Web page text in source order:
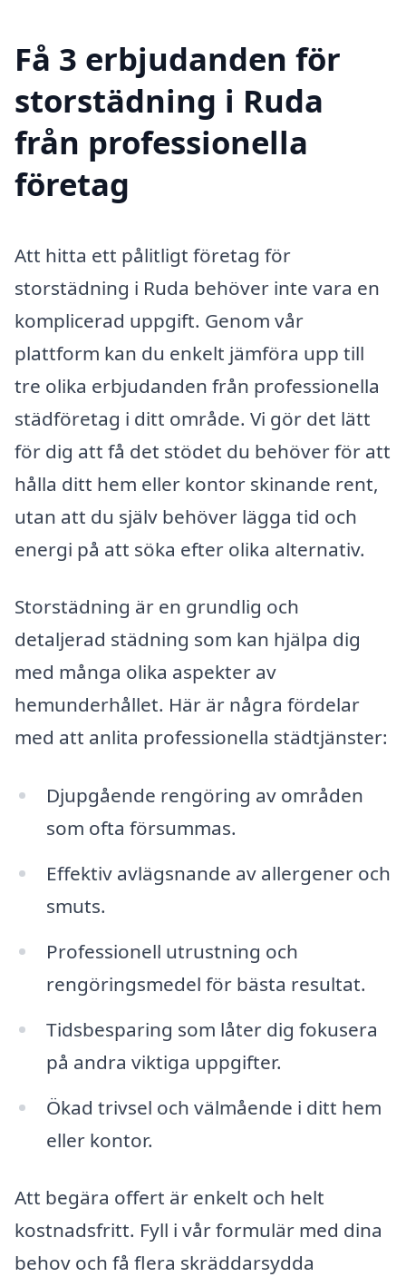
Få 3 erbjudanden för
storstädning i Ruda
från professionella
företag
Att hitta ett pålitligt företag för
storstädning i Ruda behöver inte vara en
komplicerad uppgift. Genom vår
plattform kan du enkelt jämföra upp till
tre olika erbjudanden från professionella
städföretag i ditt område. Vi gör det lätt
för dig att få det stödet du behöver för att
hålla ditt hem eller kontor skinande rent,
utan att du själv behöver lägga tid och
energi på att söka efter olika alternativ.
Storstädning är en grundlig och
detaljerad städning som kan hjälpa dig
med många olika aspekter av
hemunderhållet. Här är några fördelar
med att anlita professionella städtjänster:
Djupgående rengöring av områden
som ofta försummas.
Effektiv avlägsnande av allergener och
smuts.
Professionell utrustning och
rengöringsmedel för bästa resultat.
Tidsbesparing som låter dig fokusera
på andra viktiga uppgifter.
Ökad trivsel och välmående i ditt hem
eller kontor.
Att begära offert är enkelt och helt
kostnadsfritt. Fyll i vår formulär med dina
behov och få flera skräddarsydda